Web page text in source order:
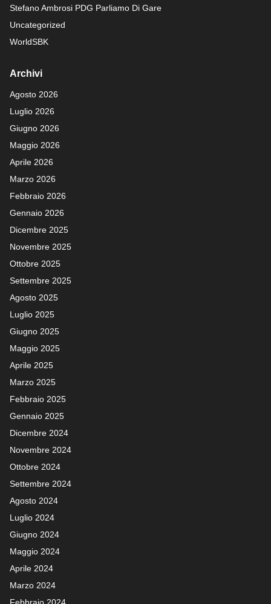
Stefano Ambrosi PDG Parliamo Di Gare
Uncategorized
WorldSBK
Archivi
Agosto 2026
Luglio 2026
Giugno 2026
Maggio 2026
Aprile 2026
Marzo 2026
Febbraio 2026
Gennaio 2026
Dicembre 2025
Novembre 2025
Ottobre 2025
Settembre 2025
Agosto 2025
Luglio 2025
Giugno 2025
Maggio 2025
Aprile 2025
Marzo 2025
Febbraio 2025
Gennaio 2025
Dicembre 2024
Novembre 2024
Ottobre 2024
Settembre 2024
Agosto 2024
Luglio 2024
Giugno 2024
Maggio 2024
Aprile 2024
Marzo 2024